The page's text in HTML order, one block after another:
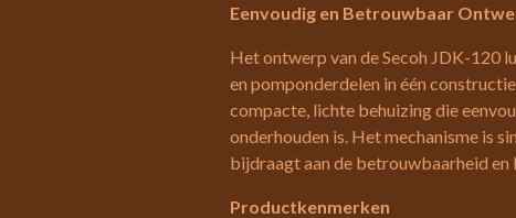
Eenvoudig en Betrouwbaar
Het ontwerp van de Secoh JDK-120
en pomponderdelen in één
compacte, lichte behuizing die
onderhouden is. Het mechanisme is
bijdraagt aan de betrouwbaarheid en
Productkenmerken